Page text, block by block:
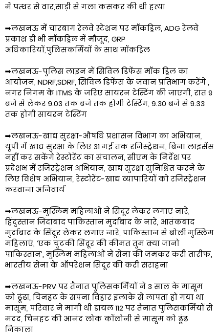
में पत्थर से वार,साड़ी से गला कसकर की थी हत्या
➡लखनऊ में चारबाग रेलवे स्टेशन पर मॉकड्रिल, ADG रेलवे
प्रकाश डी भी मॉकड्रिल में मौजूद, GRP
अधिकारियों,पुलिसकर्मियों के साथ मॉकड्रिल
➡लखनऊ-पुलिस लाइन में सिविल डिफेंस मॉक ड्रिल का
आयोजन, NDRF,SDRF, सिविल डिफेंस के जवान प्रतिभाग करेंगे ,
नगर निगम के ITMS के जरिए सायरन टेस्टिंग की जाएगी, रात 9
बजे से लेकर 9.03 तक बजे तक होगी टेस्टिंग, 9.30 बजे से 9.33
तक होगी सायरन टेस्टिंग
➡लखनऊ-खाद्य सुरक्षा-औषधि प्रशासन विभाग का अभियान,
यूपी में खाद्य सुरक्षा के लिए 31 मई तक रजिस्ट्रेशन, बिना लाइसेंस
नहीं कर सकेंगे रेस्टोरेंट का संचालन, सीएम के निर्देश पर
प्रदेशभ में रजिस्ट्रेशन अभियान, खाद्य सुरक्षा सुनिश्चित करने के
लिए विशेष अभियान, रेस्टोरेंट-खाद्य व्यापारियों को रजिस्ट्रेशन
करवाना अनिवार्य
➡लखनऊ-मुस्लिम महिलाओं ने सिंदूर लेकर लगाए नारे,
हिंदुस्तान जिंदाबाद पाकिस्तान मुर्दाबाद के नारे, आतंकबाद
मुर्दाबाद के सिंदूर लेकर लगाए नारे, पाकिस्तान से बोलीं मुस्लिम
महिलाएं, ‘एक चुटकी सिंदूर की कीमत तुम क्या जानो
पाकिस्तान’, मुस्लिम महिलाओं ने सेना की जमकर करी तारीफ,
भारतीय सेना के ऑपरेशन सिंदूर की करी सराहना
➡लखनऊ-PRV पर तैनात पुलिसकर्मियों ने 3 साल के मासूम
को ढूंढा, चिनहट के सपना विहार इलाके से लापता हो गया था
मासूम, परिवार ने मांगी थी डायल 112 पर तैनात पुलिसकर्मियों से
मदद, चिनहट की आनंद लोक कॉलोनी से मासूम को ढूंढ
निकाला